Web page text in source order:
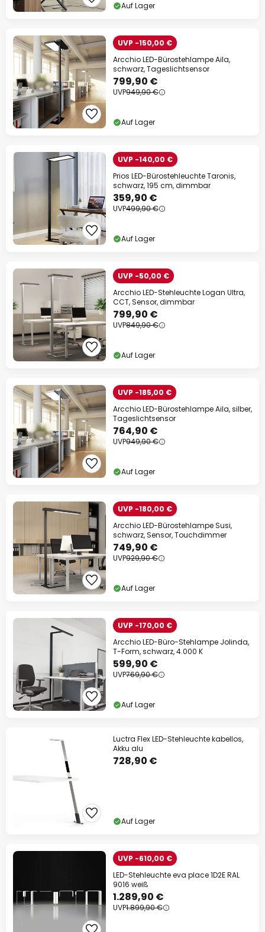
Auf Lager
UVP -150,00 €
Arcchio LED-Bürostehlampe Aila,
schwarz, Tageslichtsensor
799,90 €
UVP949,90 €
Auf Lager
UVP -140,00 €
Prios LED-Bürostehleuchte Taronis,
schwarz, 195 cm, dimmbar
359,90 €
UVP499,90 €
Auf Lager
UVP -50,00 €
Arcchio LED-Stehleuchte Logan Ultra,
CCT, Sensor, dimmbar
799,90 €
UVP849,90 €
Auf Lager
UVP -185,00 €
Arcchio LED-Bürostehlampe Aila, silber,
Tageslichtsensor
764,90 €
UVP949,90 €
Auf Lager
UVP -180,00 €
Arcchio LED-Bürostehlampe Susi,
schwarz, Sensor, Touchdimmer
749,90 €
UVP929,90 €
Auf Lager
UVP -170,00 €
Arcchio LED-Büro-Stehlampe Jolinda,
T-Form, schwarz, 4.000 K
599,90 €
UVP769,90 €
Auf Lager
Luctra Flex LED-Stehleuchte kabellos,
Akku alu
728,90 €
Auf Lager
UVP -610,00 €
LED-Stehleuchte eva place 1D2E RAL
9016 weiß
1.289,90 €
UVP1.899,90 €